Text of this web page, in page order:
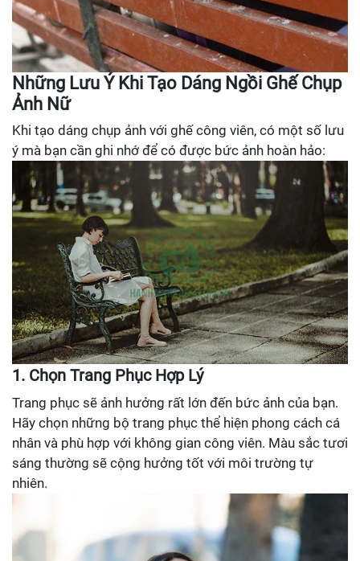
Những Lưu Ý Khi Tạo Dáng Ngồi Ghế Chụp
Ảnh Nữ
Khi tạo dáng chụp ảnh với ghế công viên, có một số lưu
ý mà bạn cần ghi nhớ để có được bức ảnh hoàn hảo:
1. Chọn Trang Phục Hợp Lý
Trang phục sẽ ảnh hưởng rất lớn đến bức ảnh của bạn.
Hãy chọn những bộ trang phục thể hiện phong cách cá
nhân và phù hợp với không gian công viên. Màu sắc tươi
sáng thường sẽ cộng hưởng tốt với môi trường tự
nhiên.